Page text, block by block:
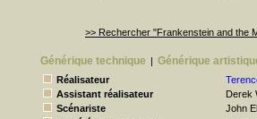
>> Rechercher "Frankenstein and the
Générique technique | Générique
Réalisateur
Assistant réalisateur
Derek
Scénariste
John